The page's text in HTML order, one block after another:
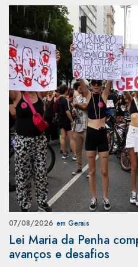
07/08/2026 em Gerais
Lei Maria da Penha
avanços e desafios